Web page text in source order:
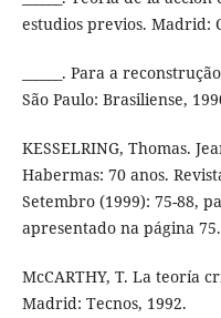
estudios previos. Madrid:
______. Para a
São Paulo: Brasiliense,
KESSELRING, Thomas.
Habermas: 70 anos.
Setembro (1999): 75-88,
apresentado na página 75.
McCARTHY, T. La teoría
Madrid: Tecnos, 1992.